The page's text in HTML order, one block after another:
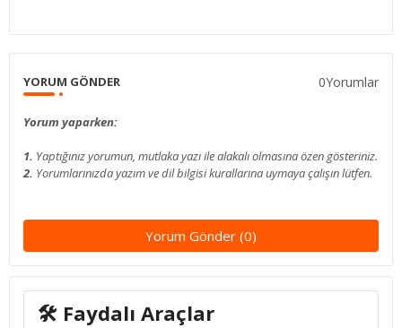
YORUM GÖNDER 0Yorumlar
Yorum yaparken:
1. Yaptığınız yorumun, mutlaka yazı ile alakalı olmasına özen gösteriniz.
2. Yorumlarınızda yazım ve dil bilgisi kurallarına uymaya çalışın lütfen.
Yorum Gönder (0)
🛠 Faydalı Araçlar